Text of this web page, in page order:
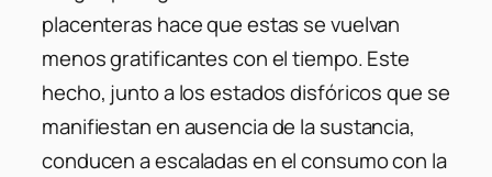
placenteras hace que estas se vuelvan
menos gratificantes con el tiempo. Este
hecho, junto a los estados disfóricos que se
manifiestan en ausencia de la sustancia,
conducen a escaladas en el consumo con la